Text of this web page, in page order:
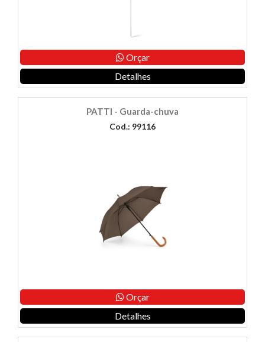
Orçar
Detalhes
PATTI - Guarda-chuva
Cod.: 99116
Orçar
Detalhes